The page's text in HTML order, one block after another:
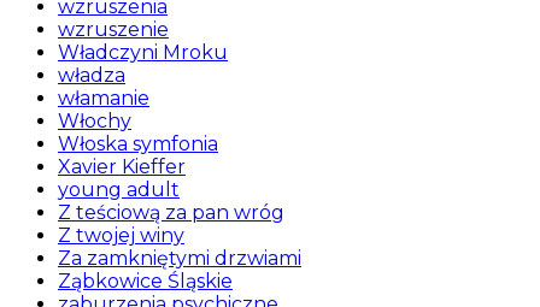
wzruszenia
wzruszenie
Władczyni Mroku
władza
włamanie
Włochy
Włoska symfonia
Xavier Kieffer
young adult
Z teściową za pan wróg
Z twojej winy
Za zamkniętymi drzwiami
Ząbkowice Śląskie